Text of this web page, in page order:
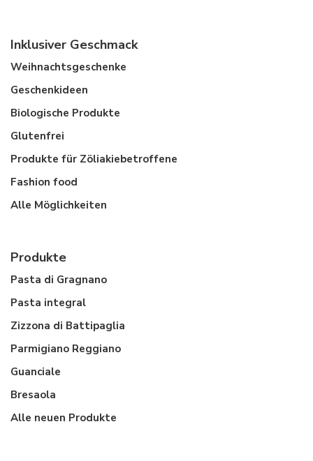
Inklusiver Geschmack
Weihnachtsgeschenke
Geschenkideen
Biologische Produkte
Glutenfrei
Produkte für Zöliakiebetroffene
Fashion food
Alle Möglichkeiten
Produkte
Pasta di Gragnano
Pasta integral
Zizzona di Battipaglia
Parmigiano Reggiano
Guanciale
Bresaola
Alle neuen Produkte